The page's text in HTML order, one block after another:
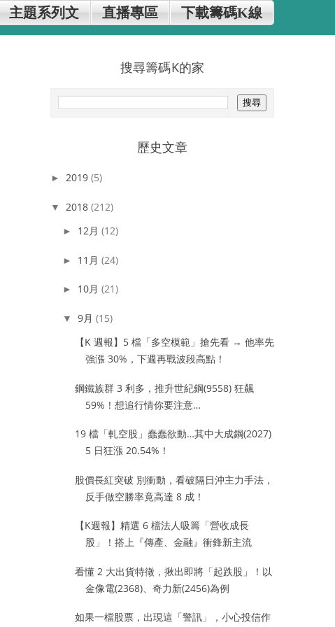
主題系列文 直播專區 下載籌碼K線
搜尋籌碼K的家
歷史文章
► 2019 (5)
▼ 2018 (212)
► 12月 (12)
► 11月 (24)
► 10月 (21)
▼ 9月 (15)
【K 週報】5 檔「多空模範」搶先看 → 他率先
強漲 30%，下週再戰波段高點！
鋼鐵族群 3 利多，推升世紀鋼(9558) 狂飆
59%！想追行情你要注意…
19 檔「軋空股」蠢蠢欲動…其中大成鋼(2027)
5 日狂漲 20.54%！
股價長紅突破 別衝動，看破隔日沖主力手法，
反手做空勝率竟高達 8 成！
【K週報】精選 6 檔法人吸籌「營收成長
股」！搭上『傳產、金融』衝鋒新主流
看懂 2 大出貨特徵，揪出即將「起跌股」！以
金像電(2368)、奇力新(2456)為例
如果一檔股票，出現這「警訊」，小心投信作